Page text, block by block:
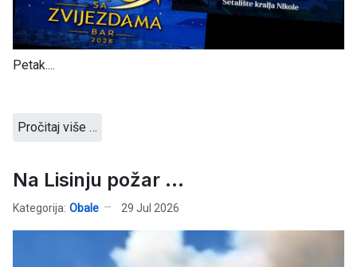
Petak....
Pročitaj više …
Na Lisinju požar ...
Kategorija: Obale 29 Jul 2026